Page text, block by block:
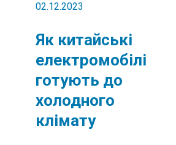
02.12.2023
Як китайські
електромобілі
готують до
холодного
клімату